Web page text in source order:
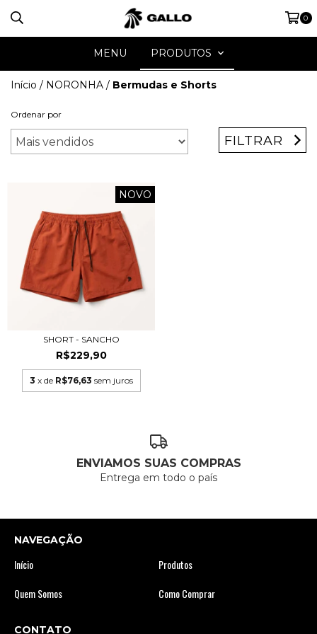
0
MENU PRODUTOS
Início / NORONHA / Bermudas e Shorts
Ordenar por
FILTRAR
NOVO
SHORT - SANCHO
R$229,90
3 x de R$76,63 sem juros
ENVIAMOS SUAS COMPRAS
Entrega em todo o país
NAVEGAÇÃO
Início
Produtos
Quem Somos
Como Comprar
CONTATO